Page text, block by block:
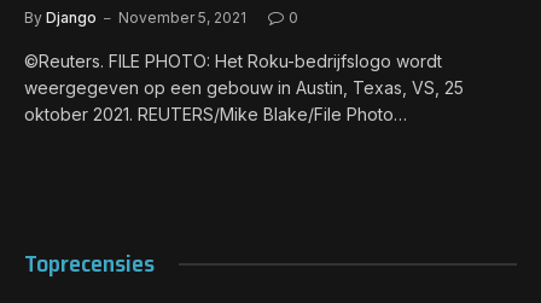
By Django November 5, 2021 0
©Reuters. FILE PHOTO: Het Roku-bedrijfslogo wordt
weergegeven op een gebouw in Austin, Texas, VS, 25
oktober 2021. REUTERS/Mike Blake/File Photo…
Toprecensies